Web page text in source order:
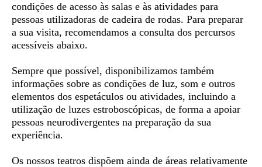
condições de acesso às salas e às atividades para
pessoas utilizadoras de cadeira de rodas. Para preparar
a sua visita, recomendamos a consulta dos percursos
acessíveis abaixo.
Sempre que possível, disponibilizamos também
informações sobre as condições de luz, som e outros
elementos dos espetáculos ou atividades, incluindo a
utilização de luzes estroboscópicas, de forma a apoiar
pessoas neurodivergentes na preparação da sua
experiência.
Os nossos teatros dispõem ainda de áreas relativamente